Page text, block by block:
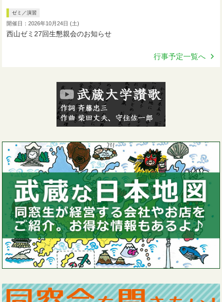
ゼミ／演習
開催日：2026年10月24日 (土)
西山ゼミ27回生懇親会のお知らせ
行事予定一覧へ